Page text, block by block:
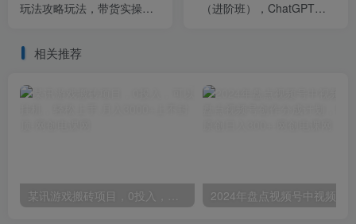
玩法攻略玩法，带货实操
（进阶班），ChatGPT和AI
相关推荐
某讯游戏搬砖项目，0投入，可以挂机，轻松上手,月入3000+上不封顶